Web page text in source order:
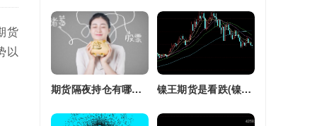
货
以
期货隔夜持仓有哪些(期货隔夜持仓有哪些风险) 镍王期货是看跌(镍王期货是看跌还是看涨)